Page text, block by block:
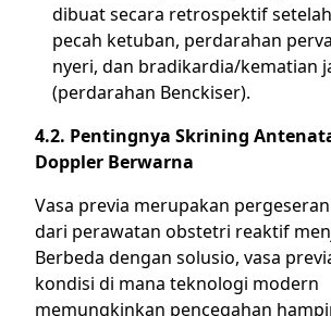
dibuat secara retrospektif
pecah ketuban, perdarahan
nyeri, dan bradikardia/kematian
(perdarahan Benckiser).
4.2. Pentingnya Skrining
Doppler Berwarna
Vasa previa merupakan
dari perawatan obstetri reaktif
Berbeda dengan solusio, vasa
kondisi di mana teknologi modern
memungkinkan pencegahan